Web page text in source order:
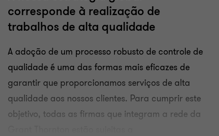
corresponde à realização de
trabalhos de alta qualidade
A adoção de um processo robusto de controle de
qualidade é uma das formas mais eficazes de
garantir que proporcionamos serviços de alta
qualidade aos nossos clientes. Para cumprir este
objetivo, todas as firmas que integram a rede da